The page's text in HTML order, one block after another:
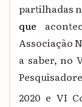
partilhadas
que
Associação
a saber, no
2020 e VI